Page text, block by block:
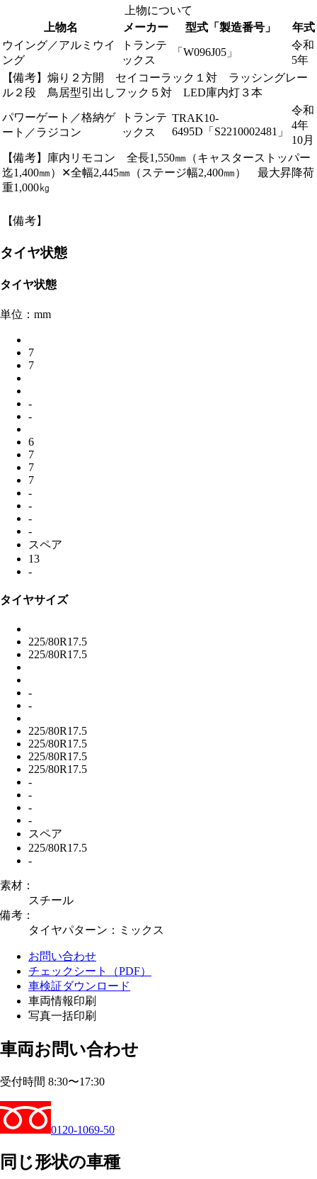
上物について
上物名
メーカー 型式「製造番号」
年式
ウイング／アルミウイ
ング
トランテ
ックス
「W096J05」
令和
5年
【備考】煽り２方開 セイコーラック１対 ラッシングレー
ル２段 鳥居型引出しフック５対 LED庫内灯３本
パワーゲート／格納ゲ
ート／ラジコン
トランテ
ックス
TRAK10-
6495D「S2210002481」
令和
4年
10月
【備考】庫内リモコン 全長1,550㎜（キャスターストッパー
迄1,400㎜）✕全幅2,445㎜（ステージ幅2,400㎜） 最大昇降荷
重1,000㎏
【備考】
タイヤ状態
タイヤ状態
単位：mm
7
7
-
-
6
7
7
7
-
-
-
-
スペア
13
-
タイヤサイズ
225/80R17.5
225/80R17.5
-
-
225/80R17.5
225/80R17.5
225/80R17.5
225/80R17.5
-
-
-
-
スペア
225/80R17.5
-
素材：
スチール
備考：
タイヤパターン：ミックス
お問い合わせ
チェックシート（PDF）
車検証ダウンロード
車両情報印刷
写真一括印刷
車両お問い合わせ
受付時間 8:30〜17:30
0120-1069-50
同じ形状の車種